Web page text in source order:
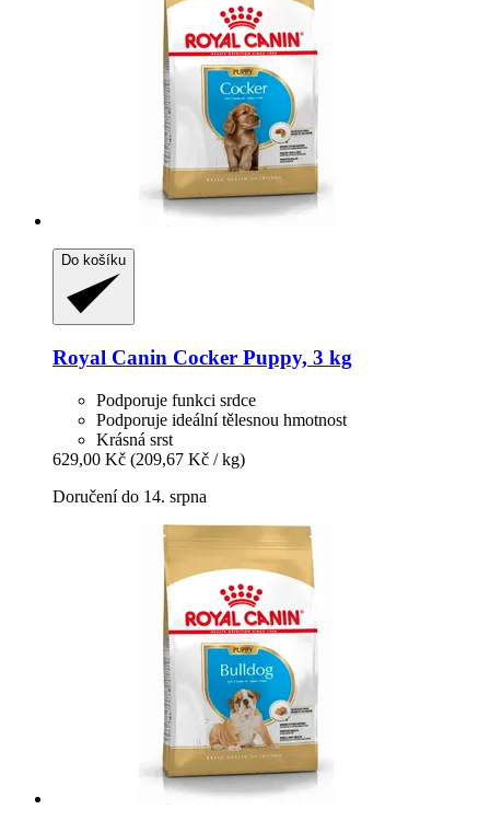
Do košíku
Royal Canin Cocker Puppy, 3 kg
Podporuje funkci srdce
Podporuje ideální tělesnou hmotnost
Krásná srst
629,00 Kč (209,67 Kč / kg)
Doručení do 14. srpna